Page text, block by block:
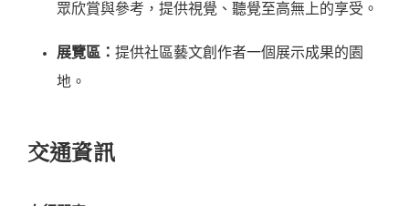
眾欣賞與參考，提供視覺、聽覺至高無上的享受。
展覽區： 提供社區藝文創作者一個展示成果的園
地。
交通資訊